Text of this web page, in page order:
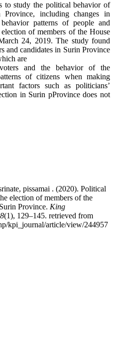
study the political behavior of
including changes in
patterns of people and
of members of the House
24, 2019. The study found
and candidates in Surin Province
are
and the behavior of the
of citizens when making
factors such as politicians’
in Surin pProvince does not
pissamai . (2020). Political
election of members of the
Province. King
(1), 129–145. retrieved from
kpi_journal/article/view/244957